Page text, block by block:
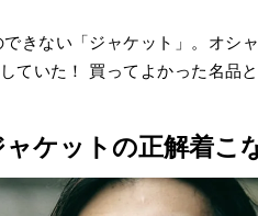
きない「ジャケット」。オシ
ていた！ 買ってよかった名品
ャケットの正解着こ